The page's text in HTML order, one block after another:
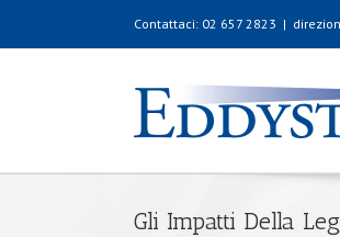
Contattaci: 02 657 2823 |
Gli Impatti Della